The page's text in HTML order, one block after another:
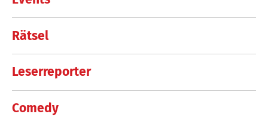
Rätsel
Leserreporter
Comedy